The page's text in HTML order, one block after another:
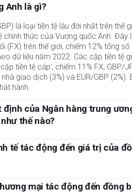
Anh là gì?
là loại tiền tệ lâu đời nhất trên thế
chính thức của Vương quốc Anh.
(FX) trên thế giới, chiếm 12% tổng
dữ liệu năm 2022. Các cặp tiền tệ
tiền tệ cáp', chiếm 11% FX, GBP/
giao dịch (3%) và EUR/GBP (2%).
hành.
định của Ngân hàng trung
thế nào?
ương Anh quyết định. BoE đưa ra
tiêu chính là “ổn định giá cả” hay
giá cao hơn khi tiếp cận tín dụng.
tế tác động đến giá trị của
chỉ số như GDP, Chỉ số người quản
mại tác động đến đồng